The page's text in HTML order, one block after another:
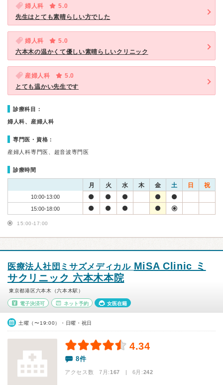
婦人科
5.0
先生はとても素晴らしい方でした
婦人科
5.0
六本木の温かくて優しい素晴らしいクリニック
産婦人科
5.0
とても温かい先生です
診療科目：
婦人科、産婦人科
専門医・資格：
産婦人科専門医、超音波専門医
診療時間
月 火 水 木 金 土 日 祝
10:00-13:00
15:00-18:00
15:00-17:00
医療法人社団ミサズメディカル MiSA Clinic ミ
サクリニック 六本木本院
東京都港区六本木（六本木駅）
電子決済可 ネット予約 女医在籍
土曜（〜19:00）・日曜・祝日
4.34
8件
アクセス数 7月:167 | 6月:242